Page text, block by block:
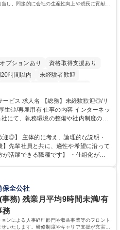
し、間接的に会社の生産性向上や成長に貢献し
プションあり
資格取得支援あり
時間以内
未経験者歓迎
駅近5分以内 土日祝休み 服装自由
験歓迎◎/リ
の内容 インターネッ
にて、執務環境の整備や社内制度の検
を担当し、間接的に会社の生産性向上
日のメンテナンスや維持管理に加え、
ただき、会社全体を巻き込み課題解決
キャリアパスを描くことも可能です。
ート可/世界で唯一の事業/福利厚生◎/
◎】 主体的に考え、論理的な説明・
先輩社員と共に、適性や希望に沿って
がある 【魅力】■自己啓発支援：資格
間25万円まで）を補助 ■住宅手当：家
語学
保全公社
事務) 残業月平均9時間未満/有
務
ンによる人事経理部門や収益事業等のフロント
いたします。研修制度やキャリア支援が充実し